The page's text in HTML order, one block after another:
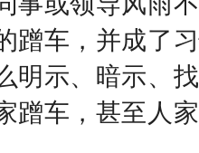
蹭车，并成了
明示、暗示、
蹭车，甚至人